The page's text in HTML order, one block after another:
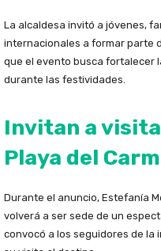
La alcaldesa invitó a jóvenes,
internacionales a formar parte
que el evento busca fortalecer
durante las festividades.
Invitan a
Playa del
Durante el anuncio, Estefanía
volverá a ser sede de un
convocó a los seguidores de